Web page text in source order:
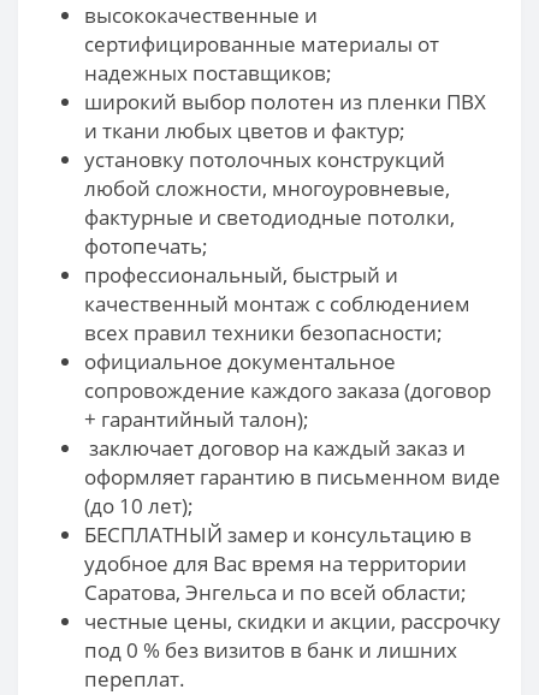
высококачественные и
сертифицированные материалы от
надежных поставщиков;
широкий выбор полотен из пленки ПВХ
и ткани любых цветов и фактур;
установку потолочных конструкций
любой сложности, многоуровневые,
фактурные и светодиодные потолки,
фотопечать;
профессиональный, быстрый и
качественный монтаж с соблюдением
всех правил техники безопасности;
официальное документальное
сопровождение каждого заказа (договор
+ гарантийный талон);
заключает договор на каждый заказ и
оформляет гарантию в письменном виде
(до 10 лет);
БЕСПЛАТНЫЙ замер и консультацию в
удобное для Вас время на территории
Саратова, Энгельса и по всей области;
честные цены, скидки и акции, рассрочку
под 0 % без визитов в банк и лишних
переплат.